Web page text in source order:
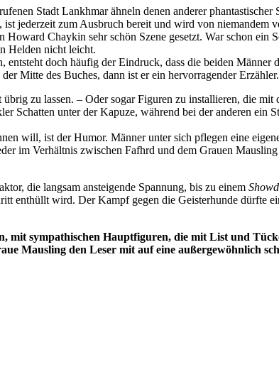
Stadt Lankhmar ähneln denen anderer phantastischer
jederzeit zum Ausbruch bereit und wird von niemandem
Chaykin sehr schön Szene gesetzt. War schon ein
Helden nicht leicht.
doch häufig der Eindruck, dass die beiden Männer
Mitte des Buches, dann ist er ein hervorragender Erzähler.
zu lassen. – Oder sogar Figuren zu installieren, die mit
Schatten unter der Kapuze, während bei der anderen ein
will, ist der Humor. Männer unter sich pflegen eine
im Verhältnis zwischen Fafhrd und dem Grauen
die langsam ansteigende Spannung, bis zu einem
enthüllt wird. Der Kampf gegen die Geisterhunde dürfte
mit sympathischen Hauptfiguren, die mit List und
Mausling den Leser mit auf eine außergewöhnlich